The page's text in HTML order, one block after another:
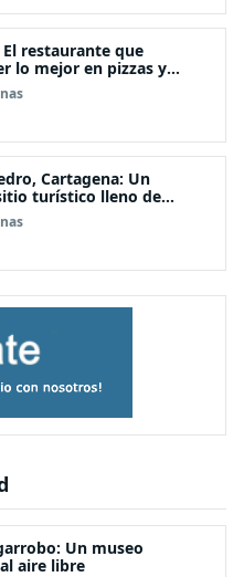
El restaurante que
lo mejor en pizzas y
inspiradas en popular
Cartagena: Un
turístico lleno de
Un museo
aire libre